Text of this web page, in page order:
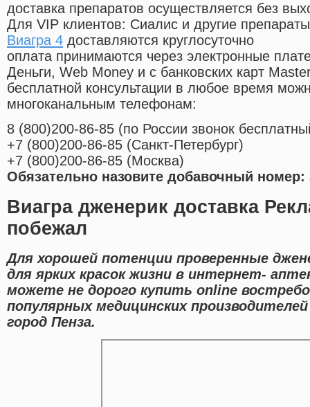
доставка препаратов осуществляется без
Для VIP клиентов: Сиалис и другие
Виагра 4 доставляются круглосуточно
оплата принимаются через электронные
Деньги, Web Money и с банковских карт
бесплатной консультации в любое время
многоканальным телефонам:
8 (800)200-86-85 (по России звонок
+7 (800)200-86-85 (Санкт-Петербург)
+7 (800)200-86-85 (Москва)
Обязательно назовите добавочный номер:
Виагра дженерик доставка
побежал
Для хорошей потенции проверенные
для ярких красок жизни в интернет-
можете не дорого купить online
популярных медицинских
город Пенза.